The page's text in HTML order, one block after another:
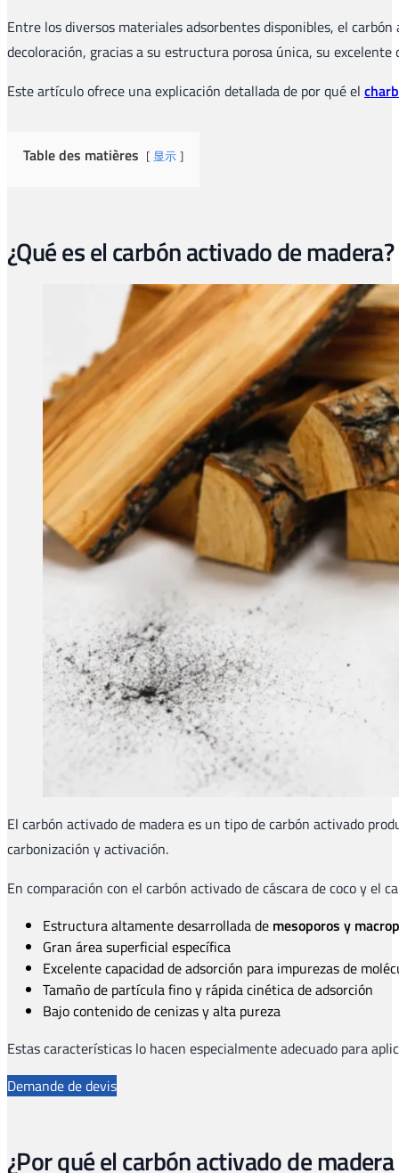
Entre los diversos materiales adsorbentes disponibles, el
decoloración, gracias a su estructura porosa única, su
Este artículo ofrece una explicación detallada de por qué el
Table des matières 显示
¿Qué es el carbón activado de madera?
El carbón activado de madera es un tipo de carbón activado
carbonización y activación.
En comparación con el carbón activado de cáscara de coco y
Estructura altamente desarrollada de mesoporos y
Gran área superficial específica
Excelente capacidad de adsorción para impurezas de
Tamaño de partícula fino y rápida cinética de adsorción
Bajo contenido de cenizas y alta pureza
Estas características lo hacen especialmente adecuado para
Demande de devis
¿Por qué el carbón activado de